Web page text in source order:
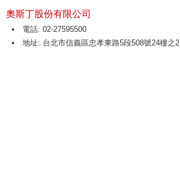
奧斯丁股份有限公司
電話: 02-27595500
地址: 台北市信義區忠孝東路5段508號24樓之2